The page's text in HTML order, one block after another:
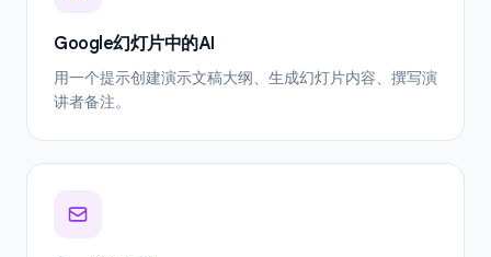
Google幻灯片中的AI
用一个提示创建演示文稿大纲、生成幻灯片内容、撰写演
讲者备注。